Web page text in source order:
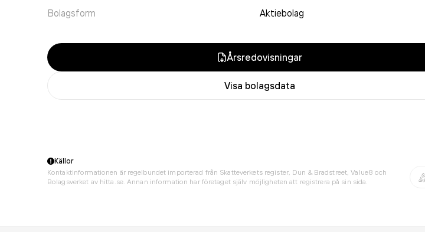
Bolagsform Aktiebolag
Årsredovisningar
Visa bolagsdata
Källor
Kontaktinformationen är regelbundet importerad från Skatteverkets register, Dun & Bradstreet, Value8 och
Bolagsverket av hitta.se. Annan information har företaget själv möjligheten att registrera på sin sida.